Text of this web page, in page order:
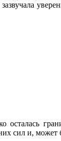
осталась
сил и, может